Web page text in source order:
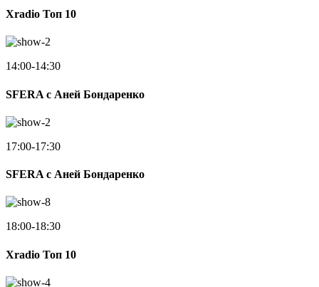
Xradio Топ 10
14:00-14:30
SFERA с Аней Бондаренко
17:00-17:30
SFERA с Аней Бондаренко
18:00-18:30
Xradio Топ 10